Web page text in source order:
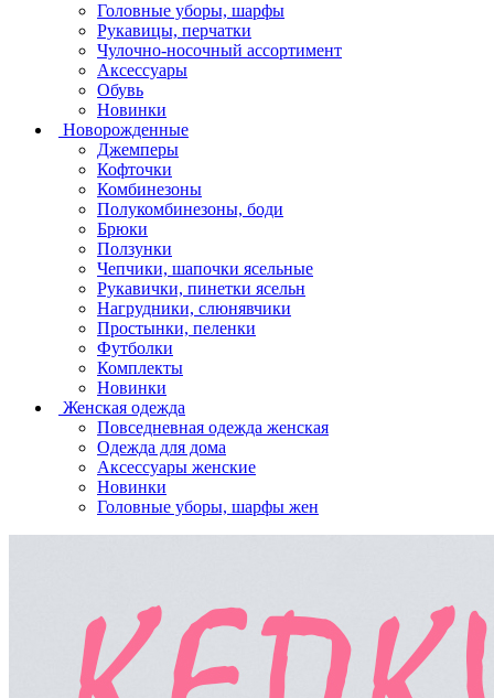
Головные уборы, шарфы
Рукавицы, перчатки
Чулочно-носочный ассортимент
Аксессуары
Обувь
Новинки
Новорожденные
Джемперы
Кофточки
Комбинезоны
Полукомбинезоны, боди
Брюки
Ползунки
Чепчики, шапочки ясельные
Рукавички, пинетки ясельн
Нагрудники, слюнявчики
Простынки, пеленки
Футболки
Комплекты
Новинки
Женская одежда
Повседневная одежда женская
Одежда для дома
Аксессуары женские
Новинки
Головные уборы, шарфы жен